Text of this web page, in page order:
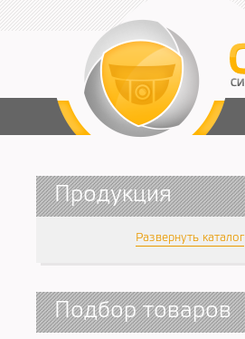
Продукция
Развернуть каталог
Подбор товаров